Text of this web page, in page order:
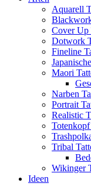
Aquarell
Cover Up
Dotwork
Fineline
Maori
Narben
Portrait
Realistic
Tribal
Wikinger
Ideen